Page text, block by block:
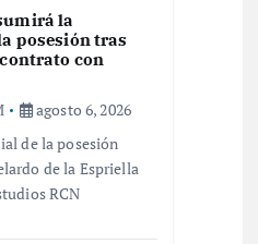
la
posesión tras
con
agosto 6, 2026
de la posesión
de la Espriella
RCN